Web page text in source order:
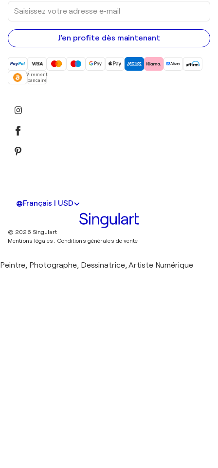
Saisissez
votre
adresse
e-
mail
J'en profite dès maintenant
Virement
bancaire
Français | USD
© 2026 Singulart
Mentions légales. Conditions générales de vente
Peintre, Photographe, Dessinatrice, Artiste Numérique